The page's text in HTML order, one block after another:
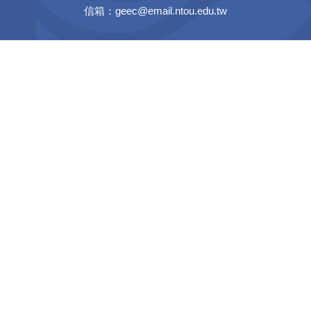
信箱：geec@email.ntou.edu.tw